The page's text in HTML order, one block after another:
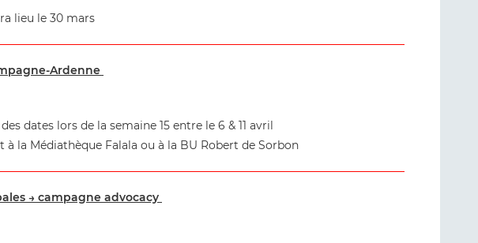
lieu le 30 mars
Ardenne
dates lors de la semaine 15 entre le 6 & 11 avril
à la Médiathèque Falala ou à la BU Robert de Sorbon
→ campagne advocacy